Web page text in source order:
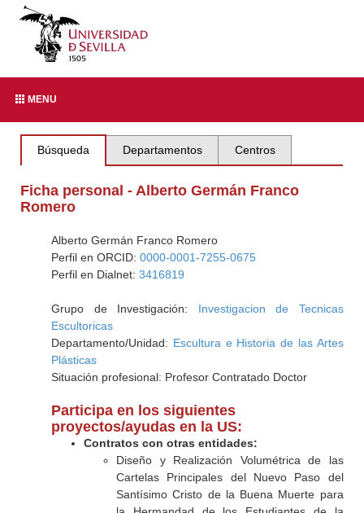
MENU
Búsqueda Departamentos Centros
Ficha personal - Alberto Germán Franco
Romero
Alberto Germán Franco Romero
Perfil en ORCID: 0000-0001-7255-0675
Perfil en Dialnet: 3416819
Grupo de Investigación: Investigacion de Tecnicas
Escultoricas
Departamento/Unidad: Escultura e Historia de las Artes
Plásticas
Situación profesional: Profesor Contratado Doctor
Participa en los siguientes
proyectos/ayudas en la US:
Contratos con otras entidades:
Diseño y Realización Volumétrica de las
Cartelas Principales del Nuevo Paso del
Santísimo Cristo de la Buena Muerte para